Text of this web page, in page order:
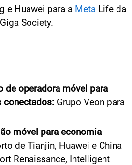
e Huawei para a Meta Life da
Society.
de operadora móvel para
conectados: Grupo Veon para
móvel para economia
de Tianjin, Huawei e China
Renaissance, Intelligent